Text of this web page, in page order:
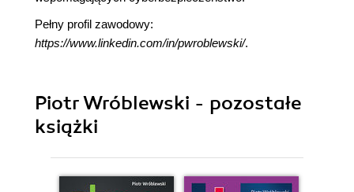
Pełny profil zawodowy:
https://www.linkedin.com/in/pwroblewski/.
Piotr Wróblewski - pozostałe
książki